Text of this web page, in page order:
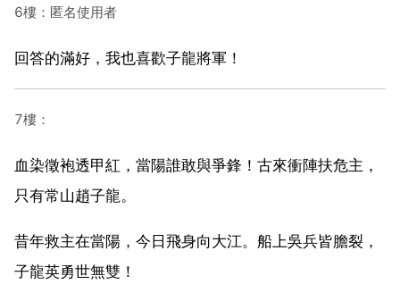
6樓：匿名使用者
回答的滿好，我也喜歡子龍將軍！
7樓：
血染徵袍透甲紅，當陽誰敢與爭鋒！古來衝陣扶危主，
只有常山趙子龍。
昔年救主在當陽，今日飛身向大江。船上吳兵皆膽裂，
子龍英勇世無雙！